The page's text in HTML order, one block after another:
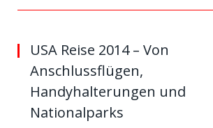
USA Reise 2014 – Von
Anschlussflügen,
Handyhalterungen und
Nationalparks